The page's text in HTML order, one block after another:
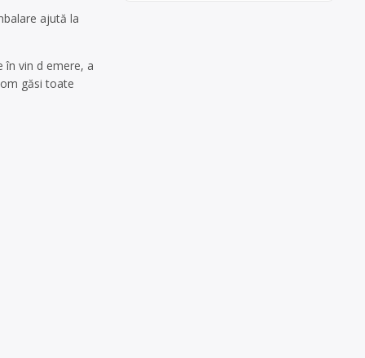
ajută la
în vin d emere, a
găsi toate